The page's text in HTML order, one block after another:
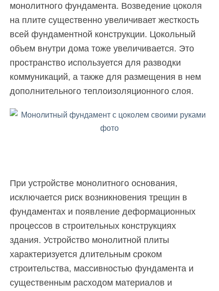
монолитного фундамента. Возведение цоколя
на плите существенно увеличивает жесткость
всей фундаментной конструкции. Цокольный
объем внутри дома тоже увеличивается. Это
пространство используется для разводки
коммуникаций, а также для размещения в нем
дополнительного теплоизоляционного слоя.
При устройстве монолитного основания,
исключается риск возникновения трещин в
фундаментах и появление деформационных
процессов в строительных конструкциях
здания. Устройство монолитной плиты
характеризуется длительным сроком
строительства, массивностью фундамента и
существенным расходом материалов и